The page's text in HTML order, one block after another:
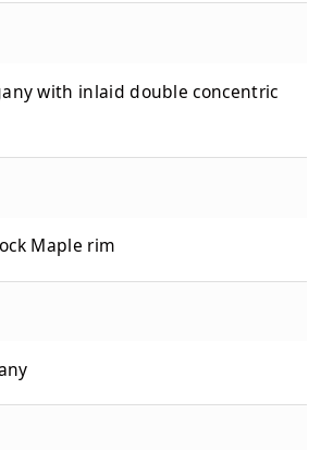
with inlaid double concentric
Maple rim